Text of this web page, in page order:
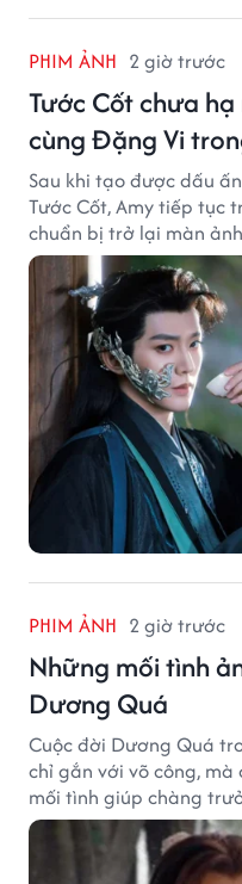
PHIM ẢNH 2 giờ trước
Tước Cốt chưa
cùng Đặng Vi
Sau khi tạo được dấu
Tước Cốt, Amy tiếp tục
chuẩn bị trở lại màn
Phổ.
PHIM ẢNH 2 giờ trước
Những mối tình
Dương Quá
Cuộc đời Dương Quá
chỉ gắn với võ công,
mối tình giúp chàng